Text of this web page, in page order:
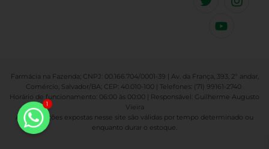
Farmácia na Fazenda; CNPJ: 00.166.704/0001-39 | Av. da França, 393, 2º andar,
Comércio, Salvador/BA; CEP: 40.010-100 | Telefones: (71) 99161-2740
Horário de funcionamento: 06:00 às 00:00 | Responsável: Guilherme Augusto
Vieira
As promoções expostas nesse site são válidas por tempo determinado ou
enquanto durar o estoque.
1